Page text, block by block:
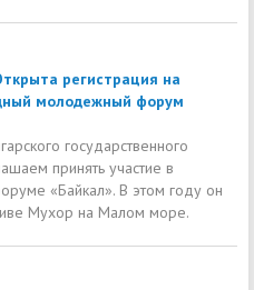
регистрация на
молодежный форум
государственного
принять участие в
«Байкал». В этом году он
Мухор на Малом море.